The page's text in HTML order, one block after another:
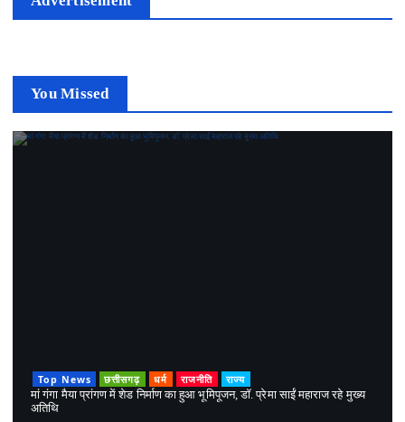
You Missed
Top News छत्तीसगढ़ धर्म राजनीति
राज्य
मां गंगा मैया प्रांगण में शेड निर्माण का हुआ भूमिपूजन, डॉ. प्रेमा साईं महाराज रहे मुख्य
अतिथि